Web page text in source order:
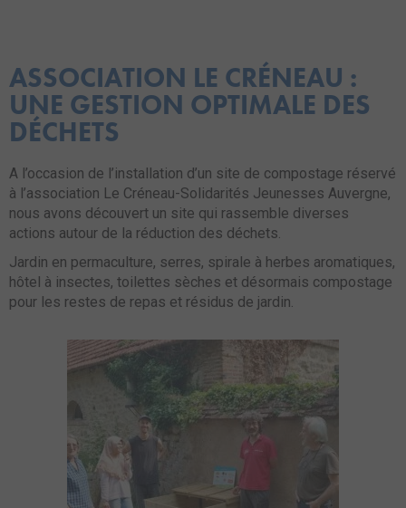
ASSOCIATION LE CRÉNEAU :
UNE GESTION OPTIMALE DES
DÉCHETS
A l’occasion de l’installation d’un site de compostage réservé
à l’association Le Créneau-Solidarités Jeunesses Auvergne,
nous avons découvert un site qui rassemble diverses
actions autour de la réduction des déchets.
Jardin en permaculture, serres, spirale à herbes aromatiques,
hôtel à insectes, toilettes sèches et désormais compostage
pour les restes de repas et résidus de jardin.